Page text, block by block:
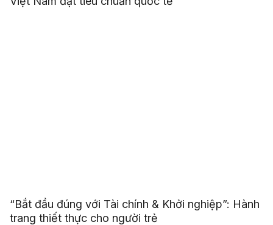
“Bắt đầu đúng với Tài chính & Khởi nghiệp”: Hành
trang thiết thực cho người trẻ